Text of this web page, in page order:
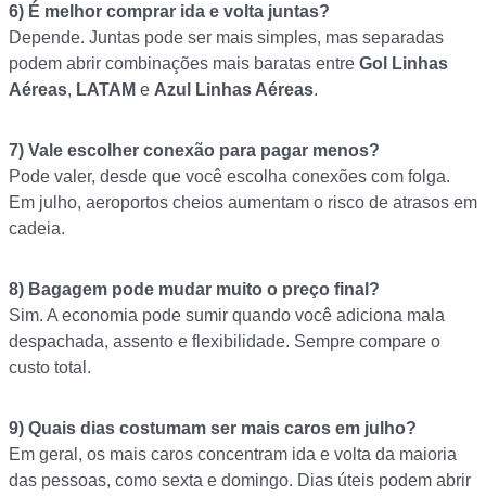
6) É melhor comprar ida e volta juntas?
Depende. Juntas pode ser mais simples, mas separadas
podem abrir combinações mais baratas entre Gol Linhas
Aéreas, LATAM e Azul Linhas Aéreas.
7) Vale escolher conexão para pagar menos?
Pode valer, desde que você escolha conexões com folga.
Em julho, aeroportos cheios aumentam o risco de atrasos em
cadeia.
8) Bagagem pode mudar muito o preço final?
Sim. A economia pode sumir quando você adiciona mala
despachada, assento e flexibilidade. Sempre compare o
custo total.
9) Quais dias costumam ser mais caros em julho?
Em geral, os mais caros concentram ida e volta da maioria
das pessoas, como sexta e domingo. Dias úteis podem abrir